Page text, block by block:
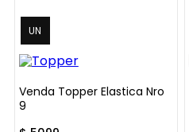
UN
Venda Topper Elastica Nro
9